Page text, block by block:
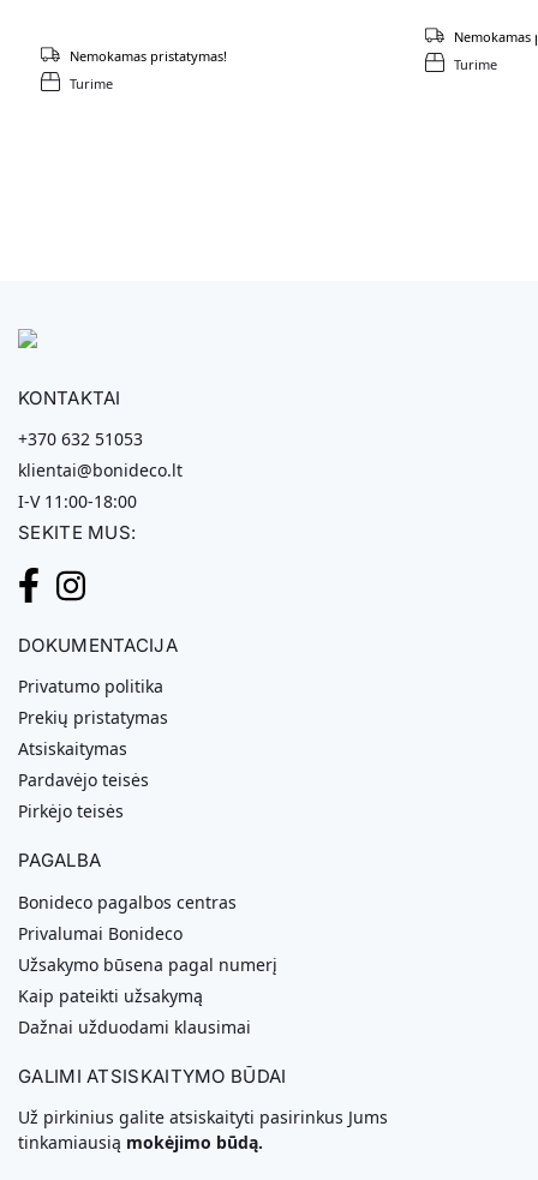
Turime
Nemokamas pristatymas! Turime
Nemokamas
KONTAKTAI
+370 632 51053
klientai@bonideco.lt
I-V 11:00-18:00
SEKITE MUS:
DOKUMENTACIJA
Privatumo politika
Prekių pristatymas
Atsiskaitymas
Pardavėjo teisės
Pirkėjo teisės
PAGALBA
Bonideco pagalbos centras
Privalumai Bonideco
Užsakymo būsena pagal numerį
Kaip pateikti užsakymą
Dažnai užduodami klausimai
GALIMI ATSISKAITYMO BŪDAI
Už pirkinius galite atsiskaityti pasirinkus Jums
tinkamiausią mokėjimo būdą.